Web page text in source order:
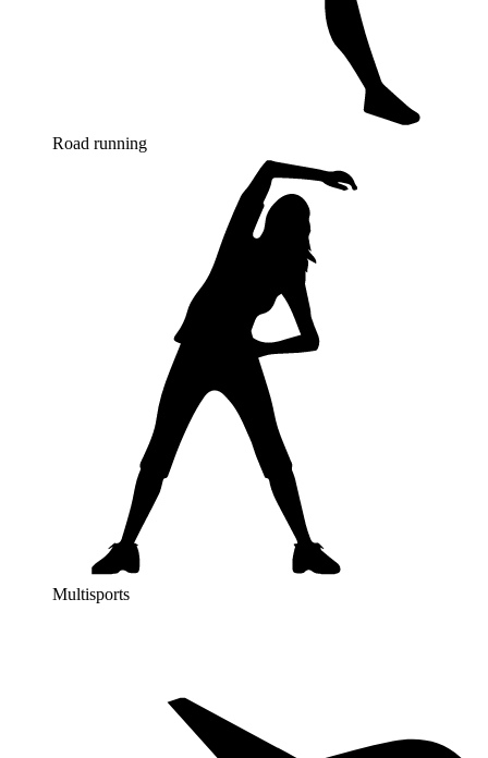
Road running
Multisports